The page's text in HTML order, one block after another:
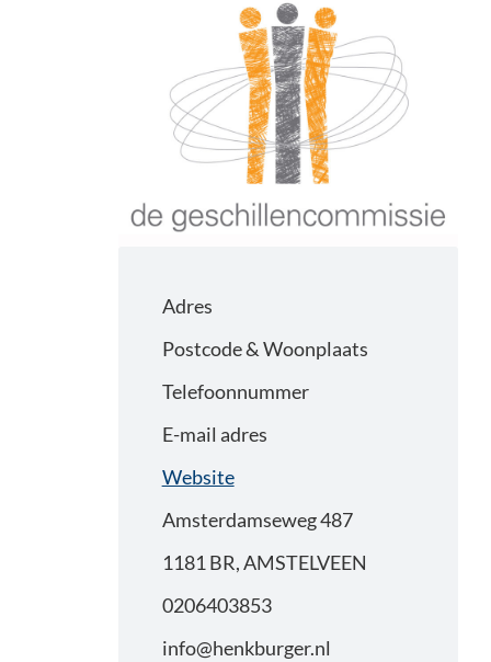
Adres
Postcode & Woonplaats
Telefoonnummer
E-mail adres
Website
Amsterdamseweg 487
1181 BR, AMSTELVEEN
0206403853
info@henkburger.nl